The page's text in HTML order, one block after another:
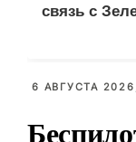
связь с
6 АВГУСТА